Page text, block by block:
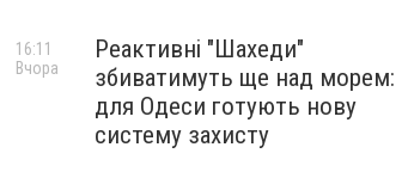
Реактивні "Шахеди"
збиватимуть ще над морем:
для Одеси готують нову
систему захисту
16:11
Вчора